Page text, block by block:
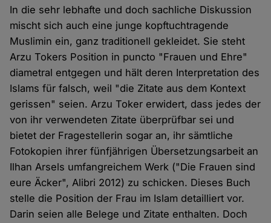
In die sehr lebhafte und doch sachliche Diskussion
mischt sich auch eine junge kopftuchtragende
Muslimin ein, ganz traditionell gekleidet. Sie steht
Arzu Tokers Position in puncto "Frauen und Ehre"
diametral entgegen und hält deren Interpretation des
Islams für falsch, weil "die Zitate aus dem Kontext
gerissen" seien. Arzu Toker erwidert, dass jedes der
von ihr verwendeten Zitate überprüfbar sei und
bietet der Fragestellerin sogar an, ihr sämtliche
Fotokopien ihrer fünfjährigen Übersetzungsarbeit an
Ilhan Arsels umfangreichem Werk ("Die Frauen sind
eure Äcker", Alibri 2012) zu schicken. Dieses Buch
stelle die Position der Frau im Islam detailliert vor.
Darin seien alle Belege und Zitate enthalten. Doch